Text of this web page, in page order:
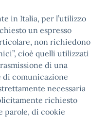
in Italia, per l’utilizzo
un espresso
non richiedono
cioè quelli utilizzati
di una
di comunicazione
necessaria
richiesto
parole, di cookie